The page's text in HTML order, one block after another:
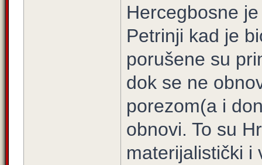
Hercegbosne
Petrinji kad je
porušene su
dok se ne
porezom(a i
obnovi. To su
materijalistički i